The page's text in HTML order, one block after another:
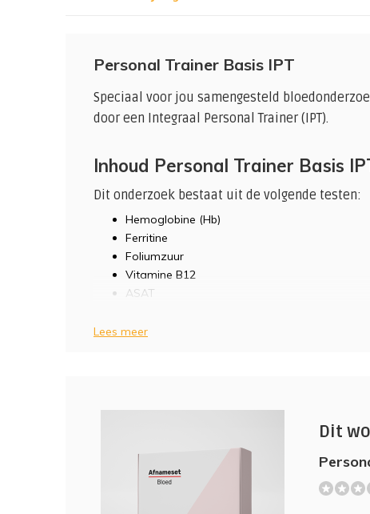
Personal Trainer Basis IPT
Speciaal voor jou samengesteld
door een Integraal Personal Trainer (IPT).
Inhoud Personal Trainer Basis
Dit onderzoek bestaat uit de volgende testen:
Hemoglobine (Hb)
Ferritine
Foliumzuur
Vitamine B12
ASAT
gamma-GT
Vitamine D3
Albumine
Lees meer
Dit
(0)